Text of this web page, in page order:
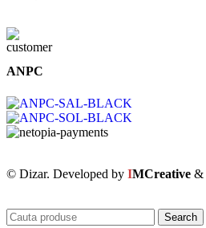
ANPC
© Dizar. Developed by IMCreative &
Search